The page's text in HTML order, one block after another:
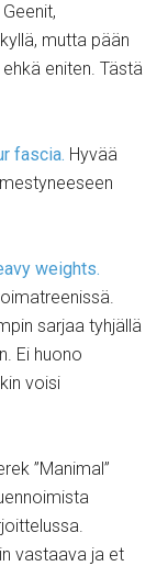
mutta pään
eniten. Tästä
fascia. Hyvää
weights.
sarjaa tyhjällä
Ei huono
voisi
”Manimal”
vastaava ja et